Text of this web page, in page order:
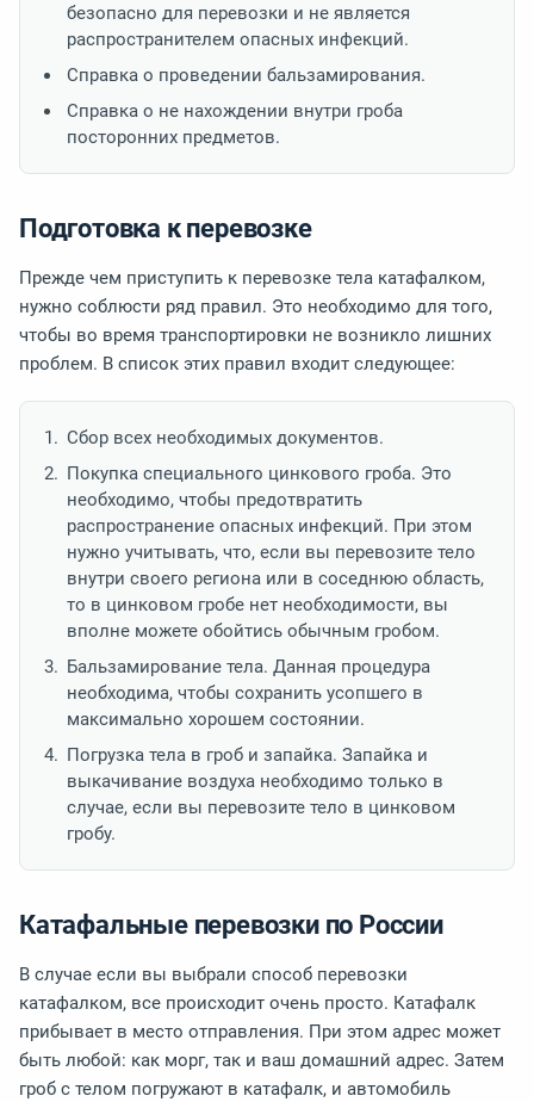
безопасно для перевозки и не является
распространителем опасных инфекций.
Справка о проведении бальзамирования.
Справка о не нахождении внутри гроба
посторонних предметов.
Подготовка к перевозке
Прежде чем приступить к перевозке тела катафалком,
нужно соблюсти ряд правил. Это необходимо для того,
чтобы во время транспортировки не возникло лишних
проблем. В список этих правил входит следующее:
Сбор всех необходимых документов.
Покупка специального цинкового гроба. Это
необходимо, чтобы предотвратить
распространение опасных инфекций. При этом
нужно учитывать, что, если вы перевозите тело
внутри своего региона или в соседнюю область,
то в цинковом гробе нет необходимости, вы
вполне можете обойтись обычным гробом.
Бальзамирование тела. Данная процедура
необходима, чтобы сохранить усопшего в
максимально хорошем состоянии.
Погрузка тела в гроб и запайка. Запайка и
выкачивание воздуха необходимо только в
случае, если вы перевозите тело в цинковом
гробу.
Катафальные перевозки по России
В случае если вы выбрали способ перевозки
катафалком, все происходит очень просто. Катафалк
прибывает в место отправления. При этом адрес может
быть любой: как морг, так и ваш домашний адрес. Затем
гроб с телом погружают в катафалк, и автомобиль